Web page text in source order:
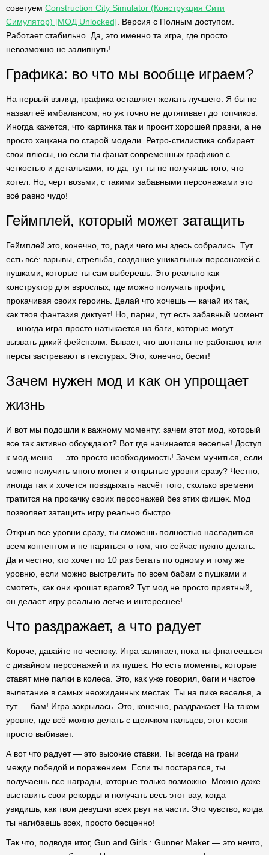
советуем Construction City Simulator (Конструкция Сити
Симулятор) [МОД Unlocked] . Версия с Полным доступом.
Работает стабильно. Да, это именно та игра, где просто
невозможно не залипнуть!
Графика: во что мы вообще играем?
На первый взгляд, графика оставляет желать лучшего. Я бы не
назвал её имбалансом, но уж точно не дотягивает до топчиков.
Иногда кажется, что картинка так и просит хорошей правки, а не
просто хацкана по старой модели. Ретро-стилистика собирает
свои плюсы, но если ты фанат современных графиков с
четкостью и детальками, то да, тут ты не получишь того, что
хотел. Но, черт возьми, с такими забавными персонажами это
всё равно чудо!
Геймплей, который может затащить
Геймплей это, конечно, то, ради чего мы здесь собрались. Тут
есть всё: взрывы, стрельба, создание уникальных персонажей с
пушками, которые ты сам выберешь. Это реально как
конструктор для взрослых, где можно получать профит,
прокачивая своих героинь. Делай что хочешь — качай их так,
как твоя фантазия диктует! Но, парни, тут есть забавный момент
— иногда игра просто натыкается на баги, которые могут
вызвать дикий фейспалм. Бывает, что шотганы не работают, или
персы застревают в текстурах. Это, конечно, бесит!
Зачем нужен мод и как он упрощает
жизнь
И вот мы подошли к важному моменту: зачем этот мод, который
все так активно обсуждают? Вот где начинается веселье! Доступ
к мод-меню — это просто необходимость! Зачем мучиться, если
можно получить много монет и открытые уровни сразу? Честно,
иногда так и хочется повздыхать насчёт того, сколько времени
тратится на прокачку своих персонажей без этих фишек. Мод
позволяет затащить игру реально быстро.
Открыв все уровни сразу, ты сможешь полностью насладиться
всем контентом и не париться о том, что сейчас нужно делать.
Да и честно, кто хочет по 10 раз бегать по одному и тому же
уровню, если можно выстрелить по всем бабам с пушками и
смотеть, как они крошат врагов? Тут мод не просто приятный,
он делает игру реально легче и интереснее!
Что раздражает, а что радует
Короче, давайте по чесноку. Игра залипает, пока ты фнатеешься
с дизайном персонажей и их пушек. Но есть моменты, которые
ставят мне палки в колеса. Это, как уже говорил, баги и частое
вылетание в самых неожиданных местах. Ты на пике веселья, а
тут — бам! Игра закрылась. Это, конечно, раздражает. На таком
уровне, где всё можно делать с щелчком пальцев, этот косяк
просто выбивает.
А вот что радует — это высокие ставки. Ты всегда на грани
между победой и поражением. Если ты постарался, ты
получаешь все награды, которые только возможно. Можно даже
выставить свои рекорды и получать весь этот вау, когда
увидишь, как твои девушки всех рвут на части. Это чувство, когда
ты нагибаешь всех, просто бесценно!
Так что, подводя итог, Gun and Girls : Gunner Maker — это нечто,